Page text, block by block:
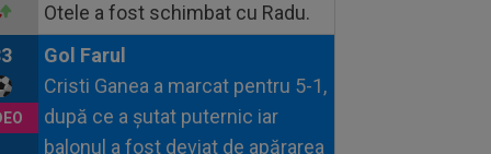
Otele a fost schimbat cu Radu.
Gol Farul
Cristi Ganea a marcat pentru 5-1,
după ce a șutat puternic iar
balonul a fost deviat de apărarea